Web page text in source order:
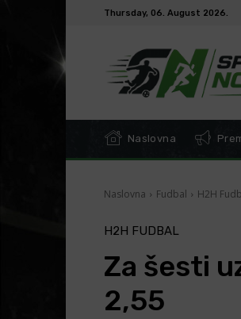
Thursday, 06. August 2026.
Naslovna
Naslovna Fudbal H2H
H2H FUDBAL
Za šesti
2,55